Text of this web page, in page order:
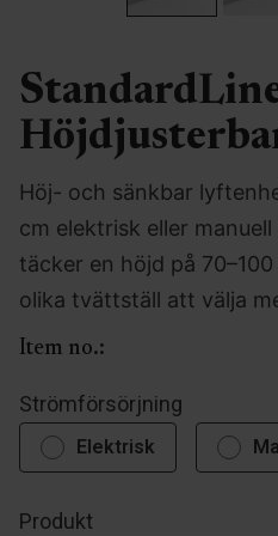
Höj- och sänkbar
cm elektrisk eller
täcker en höjd på
olika tvättställ att välja
Item no.:
Strömförsörjning
Elektrisk
Produkt